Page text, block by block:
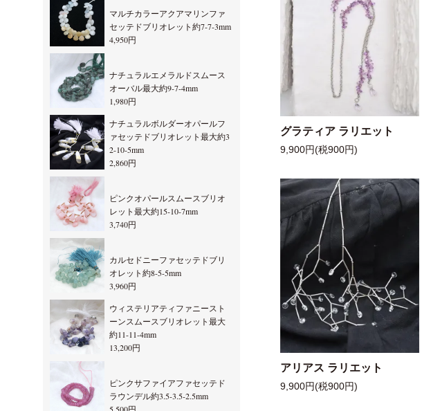
グラティア ラリエット
9,900円(税900円)
アリアス ラリエット
9,900円(税900円)
マルチカラーアクアマリンファ
セッテドブリオレット約7-7-3mm
4,950円
ナチュラルエメラルドスムース
オーバル最大約9-7-4mm
1,980円
ナチュラルボルダーオパールフ
ァセッテドブリオレット最大約3
2-10-5mm
2,860円
ピンクオパールスムースブリオ
レット最大約15-10-7mm
3,740円
カルセドニーファセッテドブリ
オレット約8-5-5mm
3,960円
ウィステリアティファニースト
ーンスムースブリオレット最大
約11-11-4mm
13,200円
ピンクサファイアファセッテド
ラウンデル約3.5-3.5-2.5mm